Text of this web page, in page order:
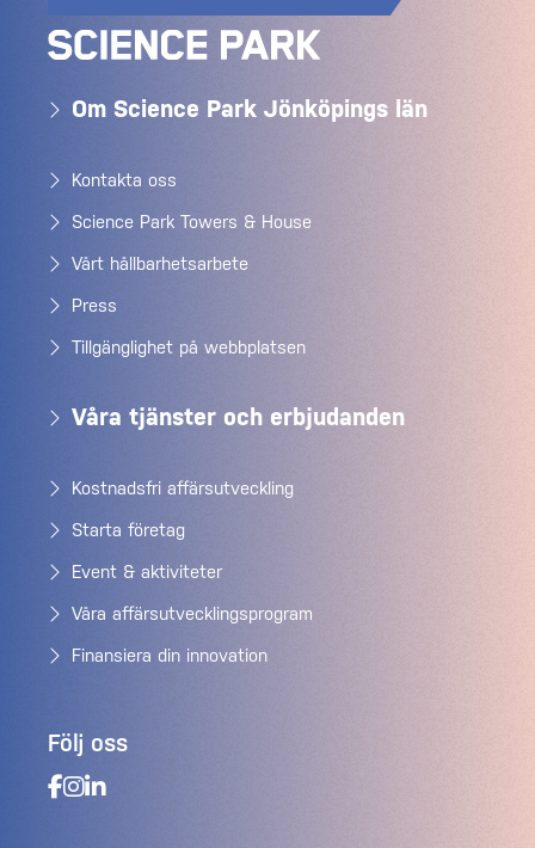
Om Science Park Jönköpings län
Kontakta oss
Science Park Towers & House
Vårt hållbarhetsarbete
Press
Tillgänglighet på webbplatsen
Våra tjänster och erbjudanden
Kostnadsfri affärsutveckling
Starta företag
Event & aktiviteter
Våra affärsutvecklingsprogram
Finansiera din innovation
Följ oss